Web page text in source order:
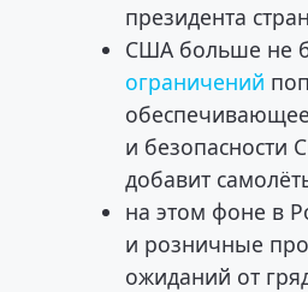
президента
США больше не
ограничений
и
добавит
на этом фоне в
и розничные
ожиданий от